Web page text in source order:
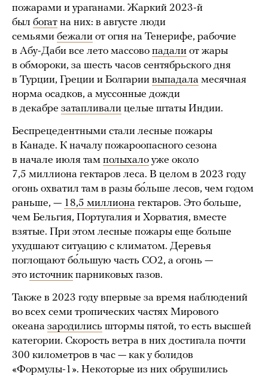
пожарами и ураганами. Жаркий 2023-й
был богат на них: в августе люди
семьями бежали от огня на Тенерифе, рабочие
в Абу-Даби все лето массово падали от жары
в обмороки, за шесть часов сентябрьского дня
в Турции, Греции и Болгарии выпадала месячная
норма осадков, а муссонные дожди
в декабре затапливали целые штаты Индии.
Беспрецедентными стали лесные пожары
в Канаде. К началу пожароопасного сезона
в начале июля там полыхало уже около
7,5 миллиона гектаров леса. В целом в 2023 году
огонь охватил там в разы бо́льше лесов, чем годом
раньше, — 18,5 миллиона гектаров. Это больше,
чем Бельгия, Португалия и Хорватия, вместе
взятые. При этом лесные пожары еще больше
ухудшают ситуацию с климатом. Деревья
поглощают бо́льшую часть CO2, а огонь —
это источник парниковых газов.
Также в 2023 году впервые за время наблюдений
во всех семи тропических частях Мирового
океана зародились штормы пятой, то есть высшей
категории. Скорость ветра в них достигала почти
300 километров в час — как у болидов
«Формулы-1». Некоторые из них обрушились